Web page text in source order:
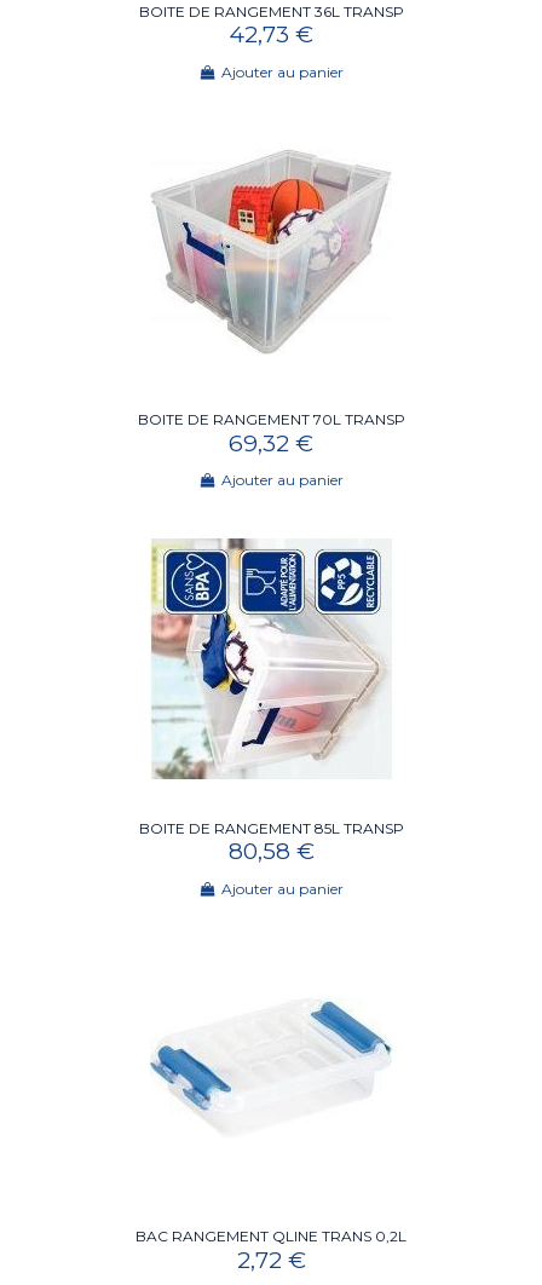
BOITE DE RANGEMENT 36L TRANSP
42,73 €
Ajouter au panier
BOITE DE RANGEMENT 70L TRANSP
69,32 €
Ajouter au panier
BOITE DE RANGEMENT 85L TRANSP
80,58 €
Ajouter au panier
BAC RANGEMENT QLINE TRANS 0,2L
2,72 €